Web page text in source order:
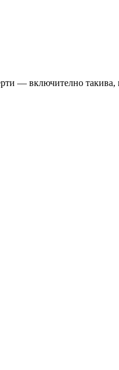
— включително